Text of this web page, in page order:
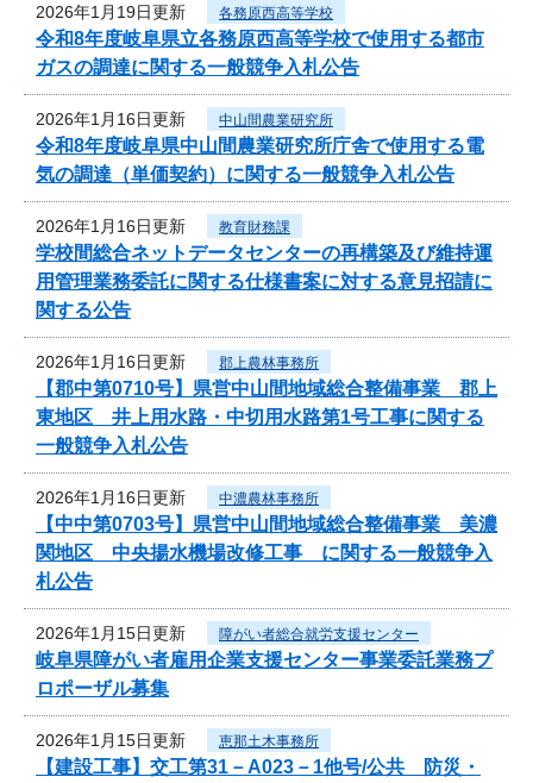
2026年1月19日更新 各務原西高等学校
令和8年度岐阜県立各務原西高等学校で使用する都市
ガスの調達に関する一般競争入札公告
2026年1月16日更新 中山間農業研究所
令和8年度岐阜県中山間農業研究所庁舎で使用する電
気の調達（単価契約）に関する一般競争入札公告
2026年1月16日更新 教育財務課
学校間総合ネットデータセンターの再構築及び維持運
用管理業務委託に関する仕様書案に対する意見招請に
関する公告
2026年1月16日更新 郡上農林事務所
【郡中第0710号】県営中山間地域総合整備事業 郡上
東地区 井上用水路・中切用水路第1号工事に関する
一般競争入札公告
2026年1月16日更新 中濃農林事務所
【中中第0703号】県営中山間地域総合整備事業 美濃
関地区 中央揚水機場改修工事 に関する一般競争入
札公告
2026年1月15日更新 障がい者総合就労支援センター
岐阜県障がい者雇用企業支援センター事業委託業務プ
ロポーザル募集
2026年1月15日更新 恵那土木事務所
【建設工事】交工第31－A023－1他号/公共 防災・